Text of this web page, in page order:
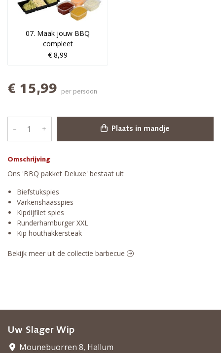
Omschrijving
Ons 'BBQ pakket Deluxe' bestaat uit
Biefstukspies
Varkenshaasspies
Kipdijfilet spies
Runderhamburger XXL
Kip houthakkersteak
07. Maak jouw BBQ
compleet
€ 8,99
€ 15,99 per persoon
– + Plaats in mandje
Bekijk meer uit de collectie barbecue
Uw Slager Wip
Mounebuorren 8, Hallum